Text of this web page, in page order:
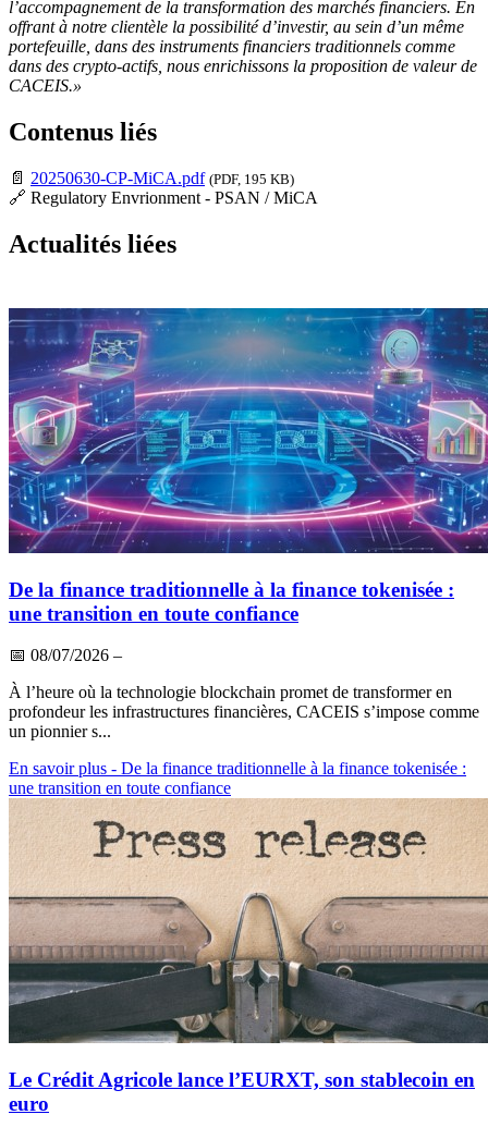
l’accompagnement de la transformation des marchés financiers. En
offrant à notre clientèle la possibilité d’investir, au sein d’un même
portefeuille, dans des instruments financiers traditionnels comme
dans des crypto-actifs, nous enrichissons la proposition de valeur de
CACEIS.»
Contenus liés
📄 20250630-CP-MiCA.pdf (PDF, 195 KB)
🔗 Regulatory Envrionment - PSAN / MiCA
Actualités liées
De la finance traditionnelle à la finance tokenisée :
une transition en toute confiance
📅 08/07/2026 –
À l’heure où la technologie blockchain promet de transformer en
profondeur les infrastructures financières, CACEIS s’impose comme
un pionnier s...
En savoir plus - De la finance traditionnelle à la finance tokenisée :
une transition en toute confiance
Le Crédit Agricole lance l’EURXT, son stablecoin en
euro